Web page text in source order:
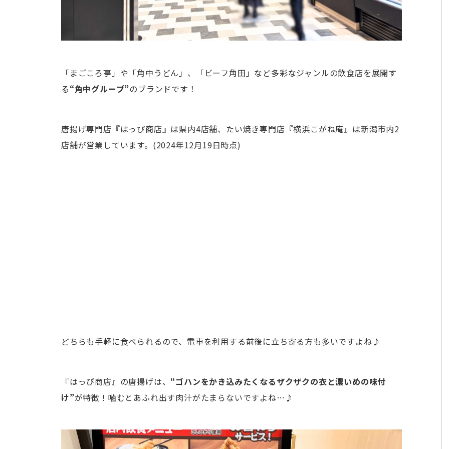
「まごころ亭」や「角中うどん」、「ビーフ角田」など多彩なジャンルの飲食店を展開す
る“角中グループ”のブランドです！
唐揚げ専門店『はっぴ商店』は県内4店舗、たい焼き専門店『横浜こがね庵』は新潟市内2
店舗が営業しています。(2024年12月19日時点)
どちらも手軽に食べられるので、電車を利用する前後に立ち寄る方も多いですよね♪
『はっぴ商店』の唐揚げは、 “ゴハンをかき込みたくなるザクザクの衣と濃いめの味付
け”が特徴！嚙むとあふれ出す肉汁がたまらないですよね…♪